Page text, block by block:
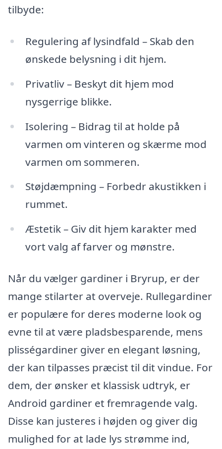
tilbyde:
Regulering af lysindfald – Skab den
ønskede belysning i dit hjem.
Privatliv – Beskyt dit hjem mod
nysgerrige blikke.
Isolering – Bidrag til at holde på
varmen om vinteren og skærme mod
varmen om sommeren.
Støjdæmpning – Forbedr akustikken i
rummet.
Æstetik – Giv dit hjem karakter med
vort valg af farver og mønstre.
Når du vælger gardiner i Bryrup, er der
mange stilarter at overveje. Rullegardiner
er populære for deres moderne look og
evne til at være pladsbesparende, mens
plisségardiner giver en elegant løsning,
der kan tilpasses præcist til dit vindue. For
dem, der ønsker et klassisk udtryk, er
Android gardiner et fremragende valg.
Disse kan justeres i højden og giver dig
mulighed for at lade lys strømme ind,